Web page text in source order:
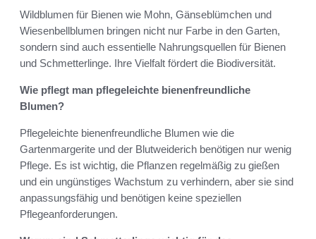
Wildblumen für Bienen wie Mohn, Gänseblümchen und
Wiesenbellblumen bringen nicht nur Farbe in den Garten,
sondern sind auch essentielle Nahrungsquellen für Bienen
und Schmetterlinge. Ihre Vielfalt fördert die Biodiversität.
Wie pflegt man pflegeleichte bienenfreundliche
Blumen?
Pflegeleichte bienenfreundliche Blumen wie die
Gartenmargerite und der Blutweiderich benötigen nur wenig
Pflege. Es ist wichtig, die Pflanzen regelmäßig zu gießen
und ein ungünstiges Wachstum zu verhindern, aber sie sind
anpassungsfähig und benötigen keine speziellen
Pflegeanforderungen.